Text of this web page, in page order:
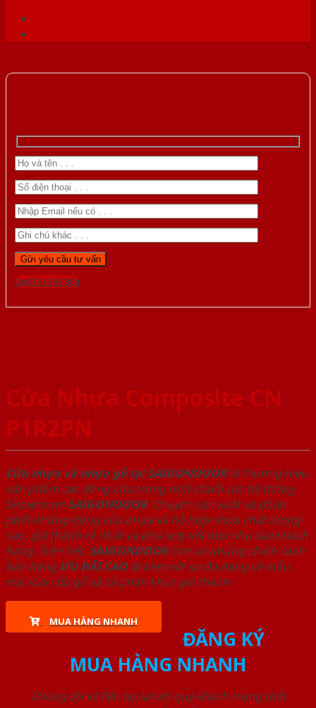
Gọi 0976.169.864
Cửa Nhựa Composite CN
P1R2PN
Cửa nhựa và nhựa gỗ tại SAIGONDOORlà thương hiệu
sản phẩm các dòng cửa trong một chuỗi các hệ thống
Showroom SAIGONDOOR. Chuyên sản xuất và phân
phối những dòng cửa nhựa và hỗ hợp nhựa chất lượng
cao, giá thành rẻ nhất và phù hợp với mọi nhu cầu khách
hàng. Trên hết, SAIGONDOORcòn có những chính sách
bán hàng ƯU ĐÃI CAOđi kèm với sự đa dạng về mẫu
mã, loại cửa gỗ và cả phân khúc giá thành.
MUA HÀNG NHANH
ĐĂNG KÝ
MUA HÀNG NHANH
Chúng tôi sẽ liên lạc lại với quý khách trong thời